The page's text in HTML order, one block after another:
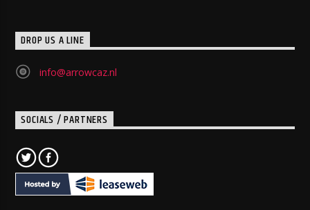
DROP US A LINE
info@arrowcaz.nl
SOCIALS / PARTNERS